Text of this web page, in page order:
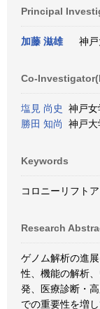
Principal
加藤 滋雄 神
Co-
塩見 尚史
神戸
勝田 知尚
神戸
Keywords
コロニーリフト
Research
ゲノム解析の進
性、機能の解析
発、医療診断・
での重要性を増